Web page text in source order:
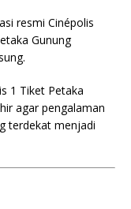
resmi Cinépolis
Gunung
1 Tiket Petaka
agar pengalaman
terdekat menjadi